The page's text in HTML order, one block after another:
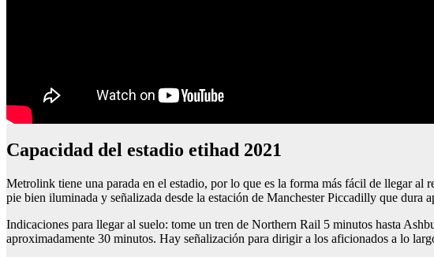
capacidad del estadio etihad 2021
Metrolink tiene una parada en el estadio, por lo que es la forma más fácil de llegar al
pie bien iluminada y señalizada desde la estación de Manchester Piccadilly que
Indicaciones para llegar al suelo: tome un tren de Northern Rail 5 minutos hasta
aproximadamente 30 minutos. Hay señalización para dirigir a los aficionados a lo